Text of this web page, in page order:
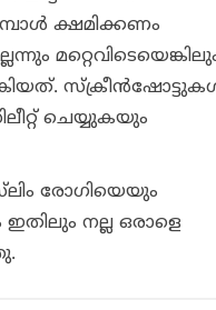
ക്ഷമിക്കണം
ചെയ്യുകയും
രോഗിയെയും
നല്ല ഒരാളെ